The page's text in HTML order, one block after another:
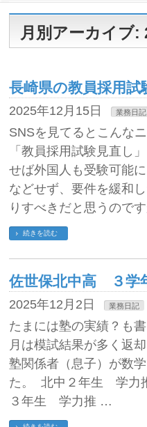
月別アーカイブ:
長崎県の教員採用試
2025年12月15日 業務日記
SNSを見てるとこんな
「教員採用試験見直し
せば外国人も受験可能
などせず、要件を緩和
りすべきだと思うので
続きを読む
佐世保北中高 ３学
2025年12月2日 業務日記
たまには塾の実績？も
月は模試結果が多く返
塾関係者（息子）が数
た。 北中２年生 学
３年生 学力推 …